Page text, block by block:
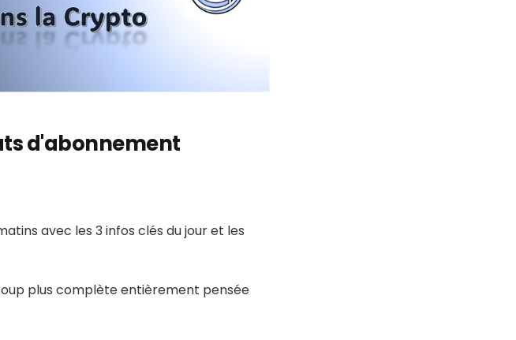
d'abonnement
avec les 3 infos clés du jour et les
plus complète entièrement pensée